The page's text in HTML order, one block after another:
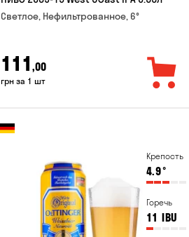
Светлое, Нефильтрованное, 6°
111 ,00
грн за 1 шт
Крепость
4.9°
Горечь
11 IBU